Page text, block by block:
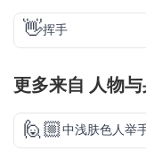
👋挥手
更多来自 人物
🙋🏼中浅肤色人举